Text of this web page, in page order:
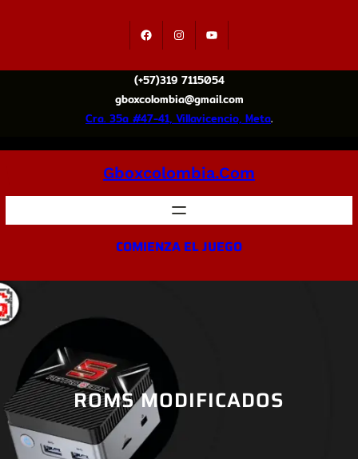
(+57)319 7115054
gboxcolombia@gmail.com
Cra. 35a #47-41, Villavicencio, Meta.
Gboxcolombia.com
COMIENZA EL JUEGO
ROMS MODIFICADOS